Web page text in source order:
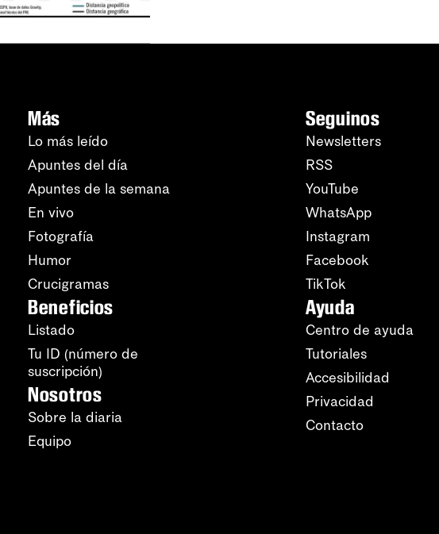
Más
Lo más leído
Apuntes del día
Apuntes de la semana
En vivo
Fotografía
Humor
Crucigramas
Beneficios
Listado
Tu ID (número de
suscripción)
Nosotros
Sobre la diaria
Equipo
Seguinos
Newsletters
RSS
YouTube
WhatsApp
Instagram
Facebook
TikTok
Ayuda
Centro de ayuda
Tutoriales
Accesibilidad
Privacidad
Contacto